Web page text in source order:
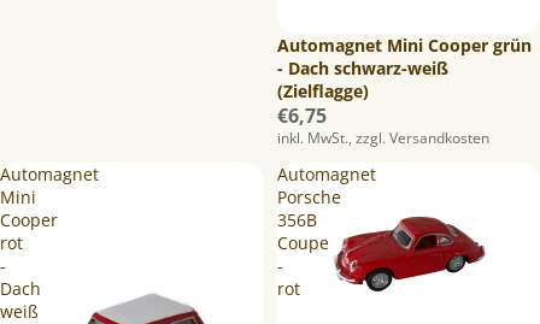
Automagnet Mini Cooper grün
- Dach schwarz-weiß
(Zielflagge)
€6,75
inkl. MwSt., zzgl. Versandkosten
Automagnet
Mini
Cooper
rot
-
Dach
weiß
Automagnet
Porsche
356B
Coupe
-
rot